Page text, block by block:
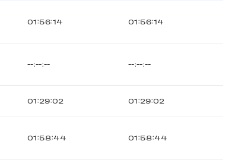
01:56:14 01:56:14
--:--:-- --:--:--
01:29:02 01:29:02
01:58:44 01:58:44